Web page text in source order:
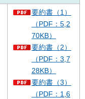
要約書（1）
（PDF：5,2
70KB）
要約書（2）
（PDF：3,7
28KB）
要約書（3）
（PDF：1,6